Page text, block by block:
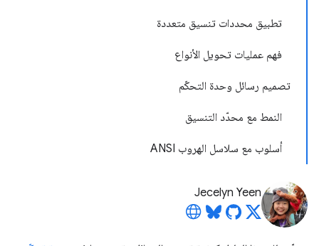
تطبيق محددات تنسيق متعددة
فهم عمليات تحويل الأنواع
تصميم رسائل وحدة التحكّم
النمط مع محدّد التنسيق
أسلوب مع سلاسل الهروب ANSI
Jecelyn Yeen